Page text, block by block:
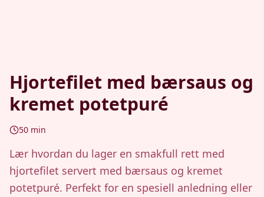
Hjortefilet med bærsaus og
kremet potetpuré
50 min
Lær hvordan du lager en smakfull rett med
hjortefilet servert med bærsaus og kremet
potetpuré. Perfekt for en spesiell anledning eller